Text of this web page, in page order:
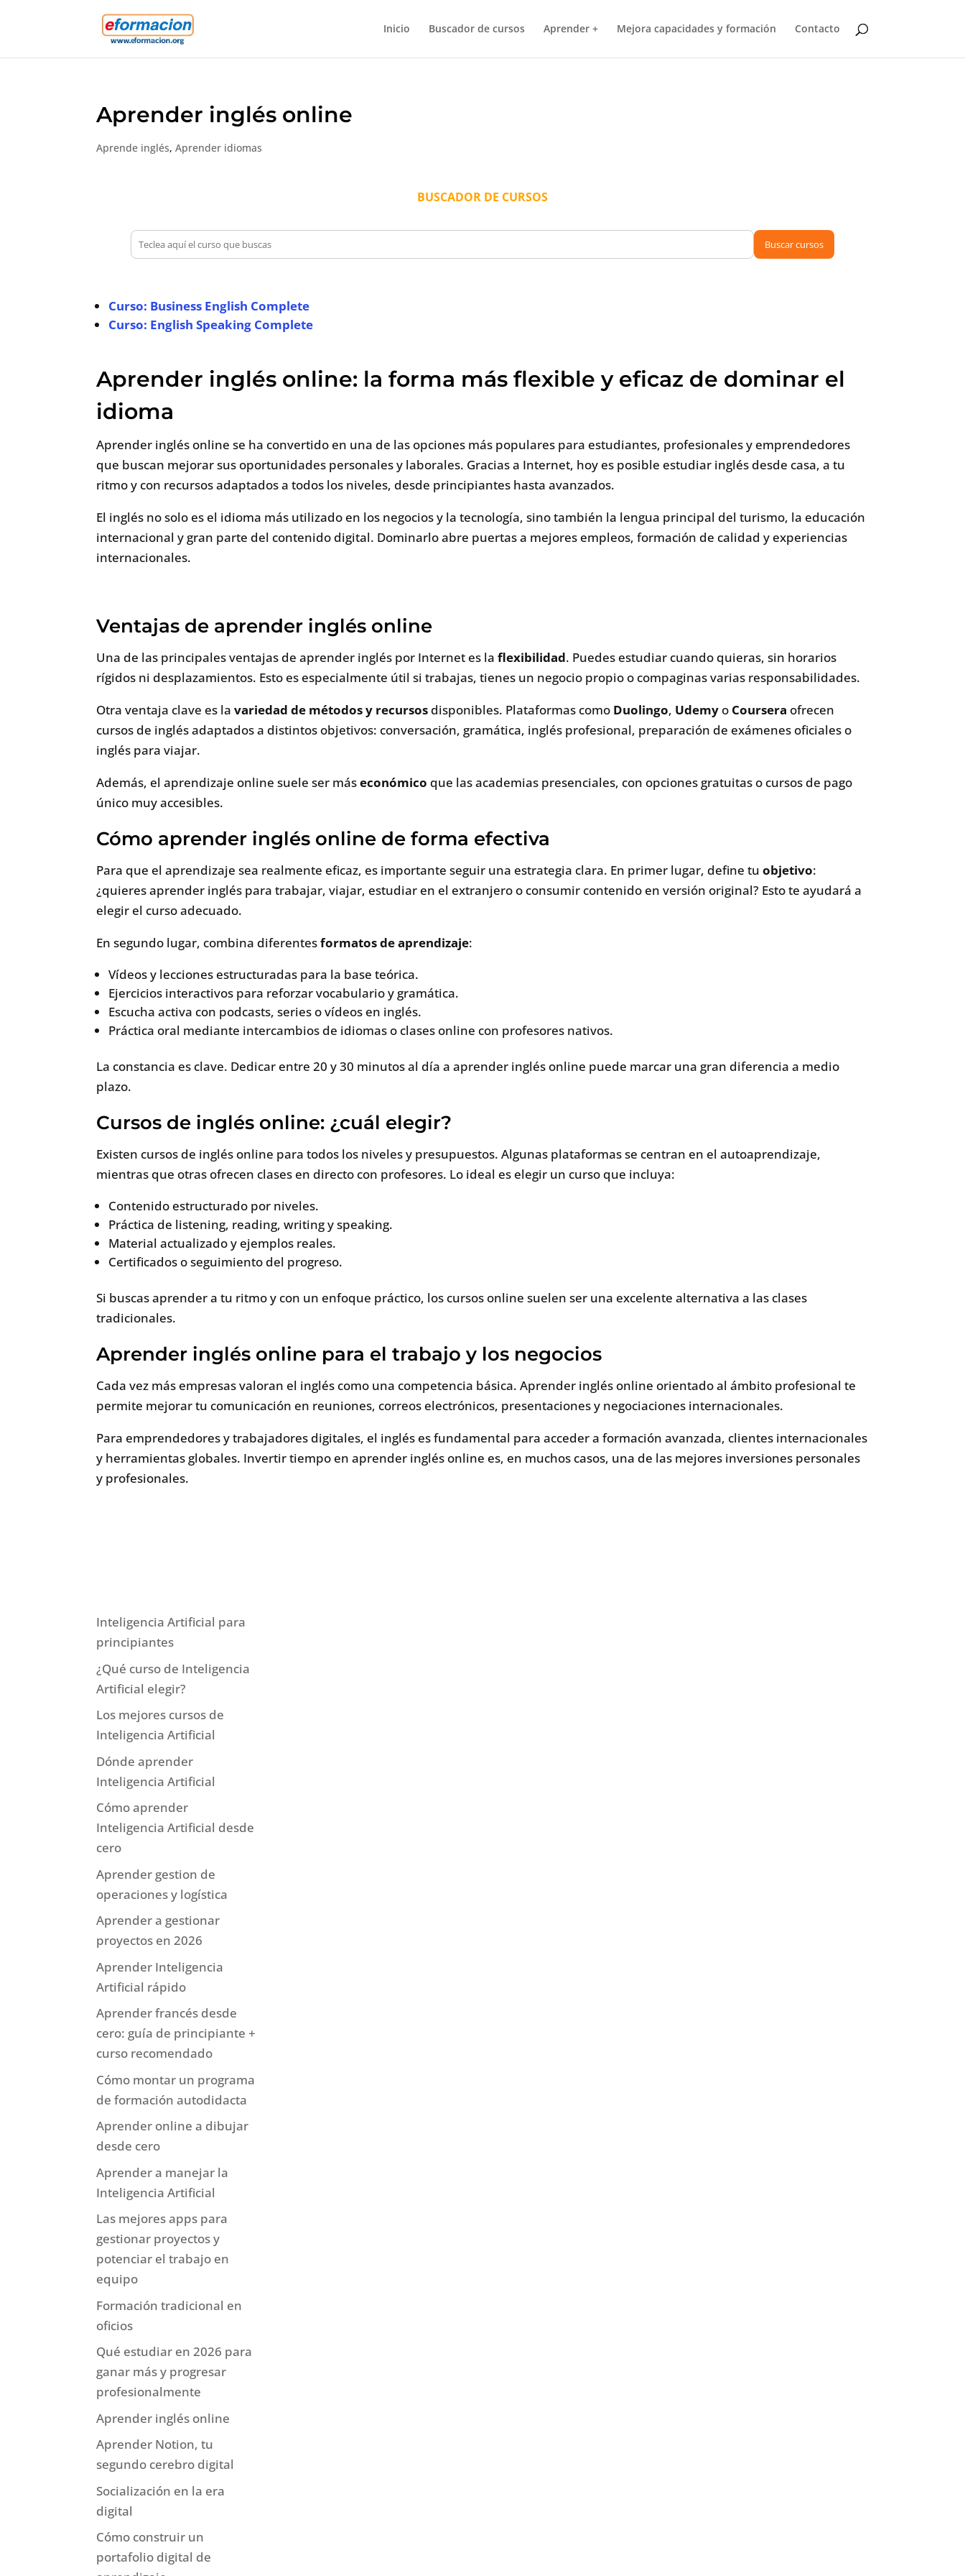
Inicio Buscador de cursos Aprender + Mejora capacidades y formación Contacto
Aprender inglés online
Aprende inglés,Aprender idiomas
BUSCADOR DE CURSOS
Buscar cursos
Curso: Business English Complete
Curso: English Speaking Complete
Aprender inglés online: la forma más flexible y eficaz de dominar el
idioma
Aprender inglés online se ha convertido en una de las opciones más populares para estudiantes, profesionales y emprendedores
que buscan mejorar sus oportunidades personales y laborales. Gracias a Internet, hoy es posible estudiar inglés desde casa, a tu
ritmo y con recursos adaptados a todos los niveles, desde principiantes hasta avanzados.
El inglés no solo es el idioma más utilizado en los negocios y la tecnología, sino también la lengua principal del turismo, la educación
internacional y gran parte del contenido digital. Dominarlo abre puertas a mejores empleos, formación de calidad y experiencias
internacionales.
Ventajas de aprender inglés online
Una de las principales ventajas de aprender inglés por Internet es laflexibilidad. Puedes estudiar cuando quieras, sin horarios
rígidos ni desplazamientos. Esto es especialmente útil si trabajas, tienes un negocio propio o compaginas varias responsabilidades.
Otra ventaja clave es lavariedad de métodos y recursos disponibles. Plataformas como Duolingo, Udemy o Coursera ofrecen
cursos de inglés adaptados a distintos objetivos: conversación, gramática, inglés profesional, preparación de exámenes oficiales o
inglés para viajar.
Además, el aprendizaje online suele ser máseconómico que las academias presenciales, con opciones gratuitas o cursos de pago
único muy accesibles.
Cómo aprender inglés online de forma efectiva
Para que el aprendizaje sea realmente eficaz, es importante seguir una estrategia clara. En primer lugar, define tuobjetivo:
¿quieres aprender inglés para trabajar, viajar, estudiar en el extranjero o consumir contenido en versión original? Esto te ayudará a
elegir el curso adecuado.
En segundo lugar, combina diferentesformatos de aprendizaje:
Vídeos y lecciones estructuradas para la base teórica.
Ejercicios interactivos para reforzar vocabulario y gramática.
Escucha activa con podcasts, series o vídeos en inglés.
Práctica oral mediante intercambios de idiomas o clases online con profesores nativos.
La constancia es clave. Dedicar entre 20 y 30 minutos al día a aprender inglés online puede marcar una gran diferencia a medio
plazo.
Cursos de inglés online: ¿cuál elegir?
Existen cursos de inglés online para todos los niveles y presupuestos. Algunas plataformas se centran en el autoaprendizaje,
mientras que otras ofrecen clases en directo con profesores. Lo ideal es elegir un curso que incluya:
Contenido estructurado por niveles.
Práctica de listening, reading, writing y speaking.
Material actualizado y ejemplos reales.
Certificados o seguimiento del progreso.
Si buscas aprender a tu ritmo y con un enfoque práctico, los cursos online suelen ser una excelente alternativa a las clases
tradicionales.
Aprender inglés online para el trabajo y los negocios
Cada vez más empresas valoran el inglés como una competencia básica. Aprender inglés online orientado al ámbito profesional te
permite mejorar tu comunicación en reuniones, correos electrónicos, presentaciones y negociaciones internacionales.
Para emprendedores y trabajadores digitales, el inglés es fundamental para acceder a formación avanzada, clientes internacionales
y herramientas globales. Invertir tiempo en aprender inglés online es, en muchos casos, una de las mejores inversiones personales
y profesionales.
Inteligencia Artificial para
principiantes
¿Qué curso de Inteligencia
Artificial elegir?
Los mejores cursos de
Inteligencia Artificial
Dónde aprender
Inteligencia Artificial
Cómo aprender
Inteligencia Artificial desde
cero
Aprender gestion de
operaciones y logística
Aprender a gestionar
proyectos en 2026
Aprender Inteligencia
Artificial rápido
Aprender francés desde
cero: guía de principiante +
curso recomendado
Cómo montar un programa
de formación autodidacta
Aprender online a dibujar
desde cero
Aprender a manejar la
Inteligencia Artificial
Las mejores apps para
gestionar proyectos y
potenciar el trabajo en
equipo
Formación tradicional en
oficios
Qué estudiar en 2026 para
ganar más y progresar
profesionalmente
Aprender inglés online
Aprender Notion, tu
segundo cerebro digital
Socialización en la era
digital
Cómo construir un
portafolio digital de